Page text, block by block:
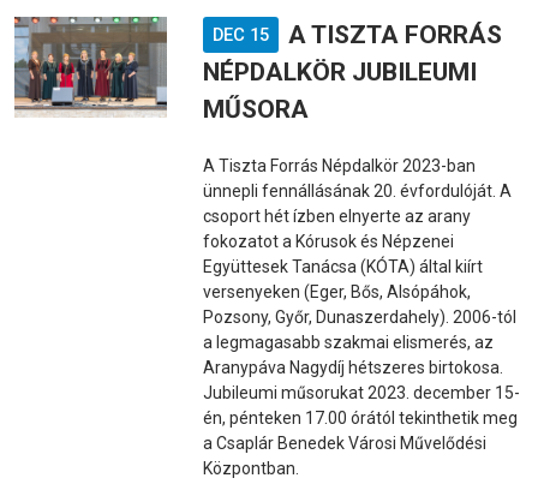
DEC 15
A TISZTA FORRÁS
NÉPDALKÖR JUBILEUMI
MŰSORA
A Tiszta Forrás Népdalkör 2023-ban
ünnepli fennállásának 20. évfordulóját. A
csoport hét ízben elnyerte az arany
fokozatot a Kórusok és Népzenei
Együttesek Tanácsa (KÓTA) által kiírt
versenyeken (Eger, Bős, Alsópáhok,
Pozsony, Győr, Dunaszerdahely). 2006-tól
a legmagasabb szakmai elismerés, az
Aranypáva Nagydíj hétszeres birtokosa.
Jubileumi műsorukat 2023. december 15-
én, pénteken 17.00 órától tekinthetik meg
a Csaplár Benedek Városi Művelődési
Központban.